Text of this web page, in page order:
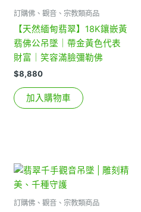
訂購佛、觀音、宗教類商品
【天然緬甸翡翠】18K鑲嵌黃
翡佛公吊墜｜帶金黃色代表
財富｜笑容滿臉彌勒佛
$8,880
加入購物車
訂購佛、觀音、宗教類商品